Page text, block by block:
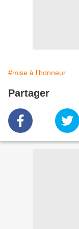
#mise à l'honneur
Partager